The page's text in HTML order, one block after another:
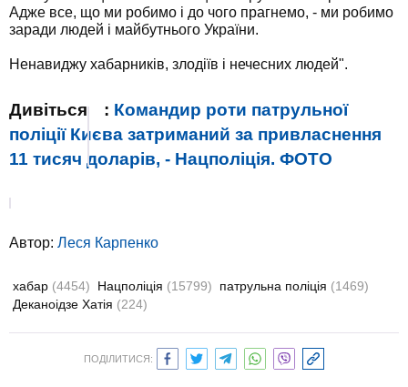
Адже все, що ми робимо і до чого прагнемо, - ми робимо
заради людей і майбутнього України.
Ненавиджу хабарників, злодіїв і нечесних людей".
Дивіться : Командир роти патрульної
поліції Києва затриманий за привласнення
11 тисяч доларів, - Нацполіція. ФОТО
Автор: Леся Карпенко
хабар (4454) Нацполіція (15799) патрульна поліція (1469)
Деканоідзе Хатія (224)
ПОДІЛИТИСЯ: